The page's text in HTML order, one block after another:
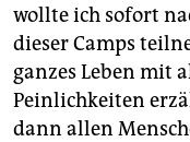
wollte ich sofort
dieser Camps
ganzes Leben mit
Peinlichkeiten
dann allen